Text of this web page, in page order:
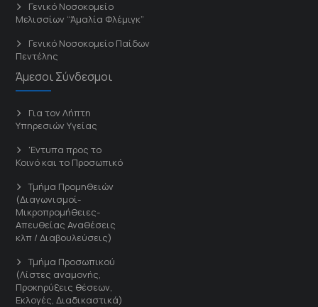
Γενικό Νοσοκομείο
Μελισσίων “Άμαλία Φλέμιγκ”
Γενικό Νοσοκομείο Παίδων
Πεντέλης
Άμεσοι Σύνδεσμοι
Για τον Λήπτη
Υπηρεσιών Υγείας
'Εντυπα προς το
Κοινό και το Προσωπικό
Τμήμα Προμηθειών
(Διαγωνισμοί-
Μικροπρομήθειες-
Απευθείας Αναθέσεις
κλπ / Διαβουλεύσεις)
Τμήμα Προσωπικού
(Λίστες αναμονής,
Προκηρύξεις θέσεων,
Εκλογές, Διαδικαστικά)